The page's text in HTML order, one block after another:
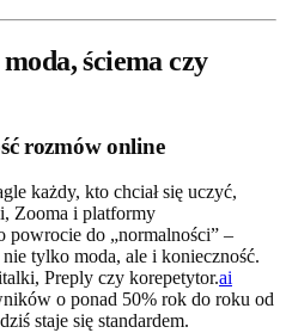
ściema czy
rozmów online
każdy, kto chciał się uczyć,
Zooma i platformy
powrocie do „normalności” –
tylko moda, ale i konieczność.
Preply czy korepetytor.ai
o ponad 50% rok do roku od
staje się standardem.